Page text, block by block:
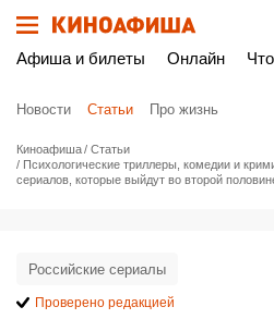
Афиша и билеты Онлайн
Новости Статьи Про жизнь
Киноафиша
Статьи
Психологические триллеры, комедии и
сериалов, которые выйдут во второй
Российские сериалы
Проверено редакцией